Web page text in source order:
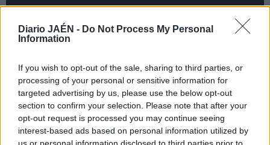
Diario JAÉN - Do Not Process My Personal
Information
If you wish to opt-out of the sale, sharing to third parties, or
processing of your personal or sensitive information for
targeted advertising by us, please use the below opt-out
section to confirm your selection. Please note that after your
opt-out request is processed you may continue seeing
interest-based ads based on personal information utilized by